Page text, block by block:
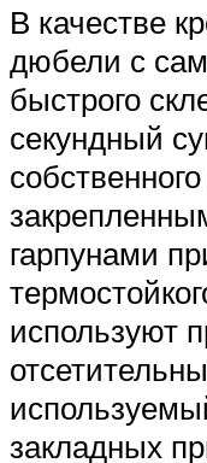
В качестве
дюбели с
быстрого
секундный
гарпунами
используют
закладных